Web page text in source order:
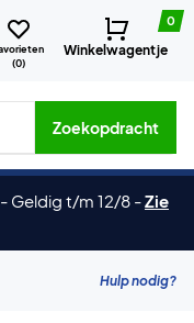
(0)
0
Winkelwagentje
etc.
Zoekopdracht
- Geldig t/m 12/8 -Zie
Hulp nodig?